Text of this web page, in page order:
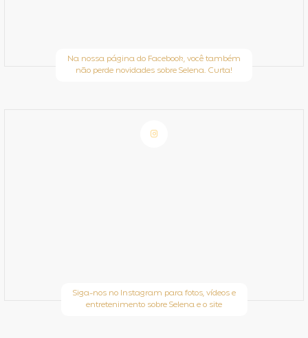
Na nossa página do Facebook, você também
não perde novidades sobre Selena. Curta!
Siga-nos no Instagram para fotos, vídeos e
entretenimento sobre Selena e o site